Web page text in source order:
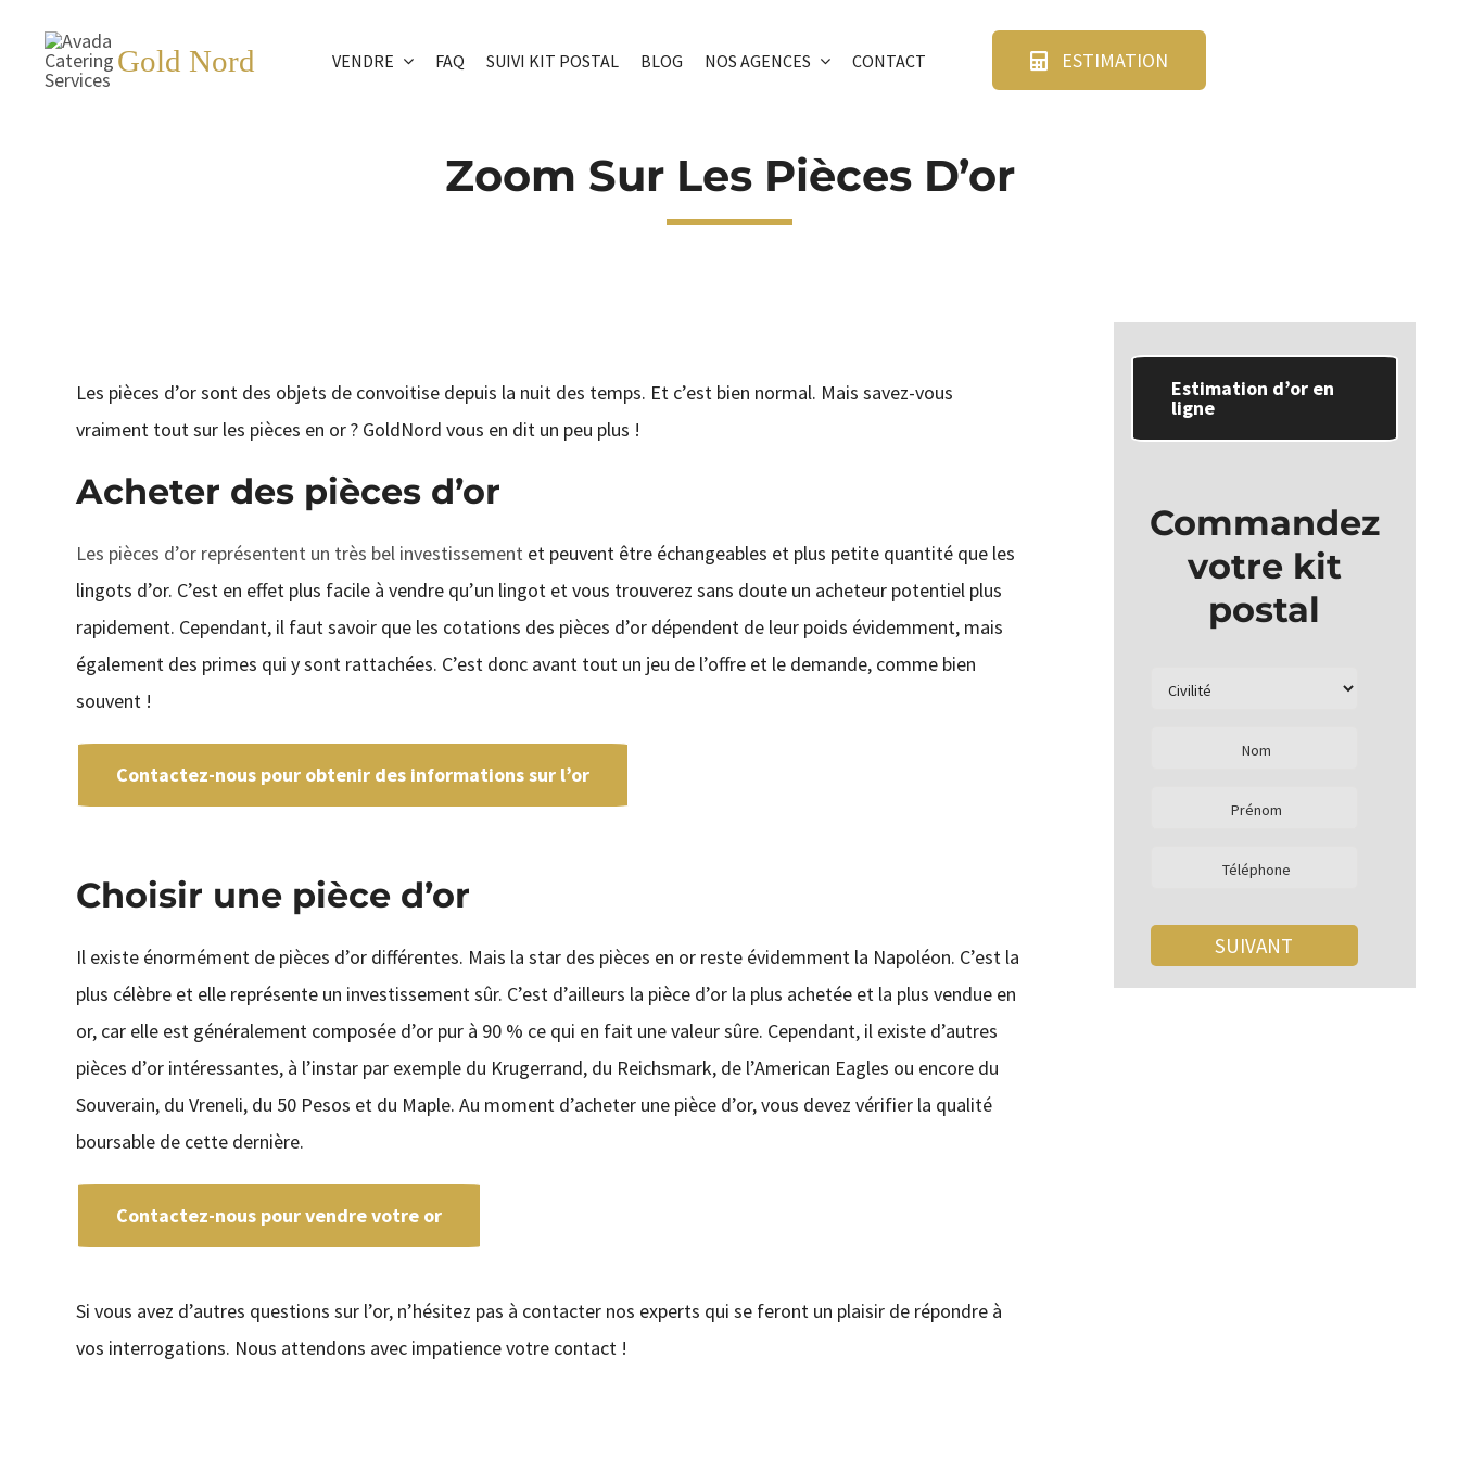
contenu
Gold Nord VENDRE FAQ SUIVI KIT POSTAL BLOG NOS AGENCES CONTACT ESTIMATION
Zoom Sur Les Pièces D’or
Les pièces d’or sont des objets de convoitise depuis la nuit des temps. Et c’est bien normal. Mais savez-vous
vraiment tout sur les pièces en or ? GoldNord vous en dit un peu plus !
Acheter des pièces d’or
Les pièces d’or représentent un très bel investissement et peuvent être échangeables et plus petite quantité que les
lingots d’or. C’est en effet plus facile à vendre qu’un lingot et vous trouverez sans doute un acheteur potentiel plus
rapidement. Cependant, il faut savoir que les cotations des pièces d’or dépendent de leur poids évidemment, mais
également des primes qui y sont rattachées. C’est donc avant tout un jeu de l’offre et le demande, comme bien
souvent !
Contactez-nous pour obtenir des informations sur l’or
Choisir une pièce d’or
Il existe énormément de pièces d’or différentes. Mais la star des pièces en or reste évidemment la Napoléon. C’est la
plus célèbre et elle représente un investissement sûr. C’est d’ailleurs la pièce d’or la plus achetée et la plus vendue en
or, car elle est généralement composée d’or pur à 90 % ce qui en fait une valeur sûre. Cependant, il existe d’autres
pièces d’or intéressantes, à l’instar par exemple du Krugerrand, du Reichsmark, de l’American Eagles ou encore du
Souverain, du Vreneli, du 50 Pesos et du Maple. Au moment d’acheter une pièce d’or, vous devez vérifier la qualité
boursable de cette dernière.
Contactez-nous pour vendre votre or
Si vous avez d’autres questions sur l’or, n’hésitez pas à contacter nos experts qui se feront un plaisir de répondre à
vos interrogations. Nous attendons avec impatience votre contact !
Estimation d’or en
ligne
Commandez
votre kit
postal